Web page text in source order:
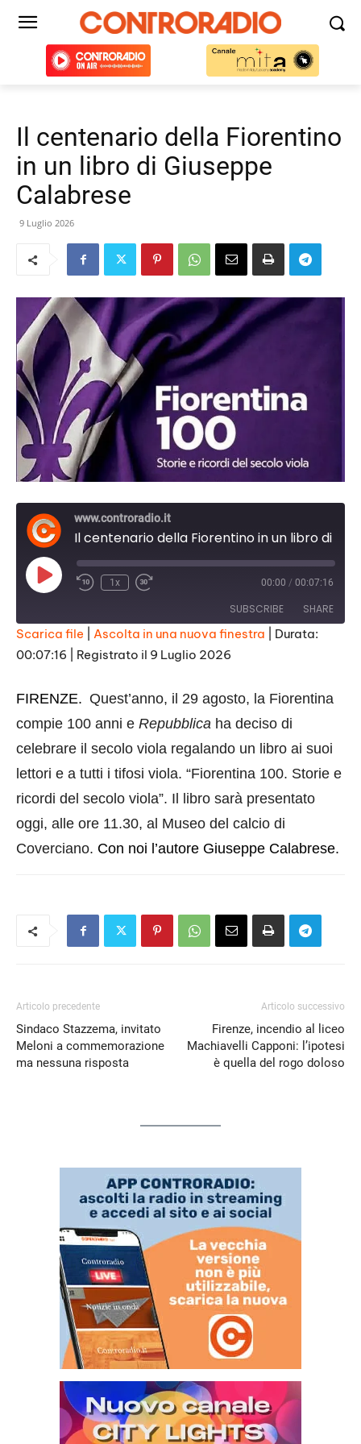
Il centenario della Fiorentino
in un libro di Giuseppe
Calabrese
9 Luglio 2026
www.controradio.it
Play
Episode
1x 00:00 / 00:07:16
SUBSCRIBE SHARE
SHARE
LINK
EMBED
Scarica file Ascolta in una nuova finestra
Durata:
00:07:16
Registrato il 9 Luglio 2026
FIRENZE. Quest’anno, il 29 agosto, la Fiorentina
compie 100 anni e Repubblica ha deciso di
celebrare il secolo viola regalando un libro ai suoi
lettori e a tutti i tifosi viola. “Fiorentina 100. Storie e
ricordi del secolo viola”. Il libro sarà presentato
oggi, alle ore 11.30, al Museo del calcio di
Coverciano. Con noi l’autore Giuseppe Calabrese.
Articolo precedente
Sindaco Stazzema, invitato
Meloni a commemorazione
ma nessuna risposta
Articolo successivo
Firenze, incendio al liceo
Machiavelli Capponi: l’ipotesi
è quella del rogo doloso